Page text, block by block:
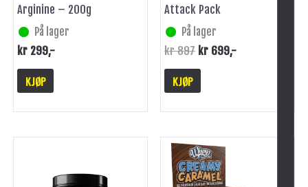
Arginine – 200g
På lager
kr 299,-
KJØP
Attack Pack
På lager
kr897 kr 699,-
KJØP
har